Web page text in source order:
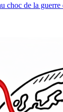
choc de la